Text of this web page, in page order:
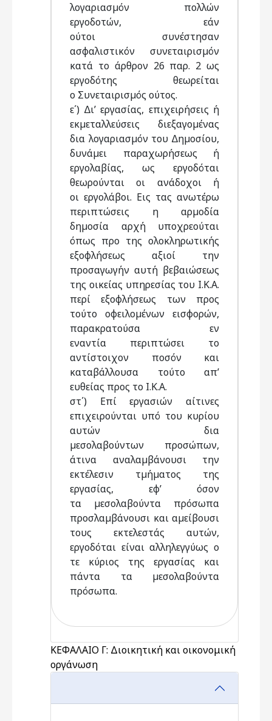
λογαριασµόν πολλών
εργοδοτών, εάν
ούτοι συνέστησαν
ασφαλιστικόν συνεταιρισµόν
κατά το άρθρον 26 παρ. 2 ως
εργοδότης θεωρείται
ο Συνεταιρισµός ούτος.
ε΄) ∆ι’ εργασίας, επιχειρήσεις ή
εκµεταλλεύσεις διεξαγοµένας
δια λογαριασµόν του ∆ηµοσίου,
δυνάµει παραχωρήσεως ή
εργολαβίας, ως εργοδόται
θεωρούνται οι ανάδοχοι ή
οι εργολάβοι. Εις τας ανωτέρω
περιπτώσεις η αρµοδία
δηµοσία αρχή υποχρεούται
όπως προ της ολοκληρωτικής
εξοφλήσεως αξιοί την
προσαγωγήν αυτή βεβαιώσεως
της οικείας υπηρεσίας του Ι.Κ.Α.
περί εξοφλήσεως των προς
τούτο οφειλοµένων εισφορών,
παρακρατούσα εν
εναντία περιπτώσει το
αντίστοιχον ποσόν και
καταβάλλουσα τούτο απ’
ευθείας προς το Ι.Κ.Α.
στ΄) Επί εργασιών αίτινες
επιχειρούνται υπό του κυρίου
αυτών δια
µεσολαβούντων προσώπων,
άτινα αναλαµβάνουσι την
εκτέλεσιν τµήµατος της
εργασίας, εφ’ όσον
τα µεσολαβούντα πρόσωπα
προσλαµβάνουσι και αµείβουσι
τους εκτελεστάς αυτών,
εργοδόται είναι αλληλεγγύως ο
τε κύριος της εργασίας και
πάντα τα µεσολαβούντα
πρόσωπα.
ΚΕΦΑΛΑΙΟ Γ: Διοικητική και οικονομική
οργάνωση